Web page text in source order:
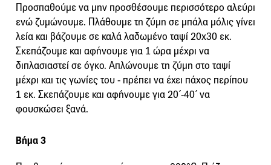
Προσπαθούμε να μην προσθέσουμε περισσότερο αλεύρι
ενώ ζυμώνουμε. Πλάθουμε τη ζύμη σε μπάλα μόλις γίνει
λεία και βάζουμε σε καλά λαδωμένο ταψί 20x30 εκ.
Σκεπάζουμε και αφήνουμε για 1 ώρα μέχρι να
διπλασιαστεί σε όγκο. Απλώνουμε τη ζύμη στο ταψί
μέχρι και τις γωνίες του - πρέπει να έχει πάχος περίπου
1 εκ. Σκεπάζουμε και αφήνουμε για 20΄-40΄ να
φουσκώσει ξανά.
Βήμα 3